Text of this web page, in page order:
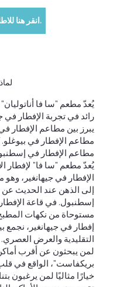
انقر هنا للاطلاع على القائمة.
يُعدّ مطعم "سا فا
رائد في تجربة الإفطار في
يبرز بين مطاعم الإفطار
مطاعم الإفطار في
مطاعم الإفطار في
يُعدّ مطعم "سا فا" لإفطار
الإفطار في جيهانغير، وهو
إلى الذهن عند الحديث عن
إسطنبول. في قاعة
مستوحاة من نكهات
إفطار في جيهانغير، نجمع
التقليدية والعرض العصري.
لمن يبحثون عن أقرب
بريكفاست"، الواقع في
خيارًا مثاليًا لمن يرغبون